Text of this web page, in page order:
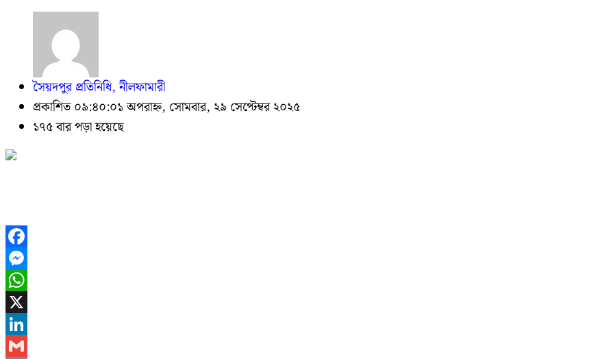
সৈয়দপুর প্রতিনিধি, নীলফামারী
প্রকাশিত ০৯:৪০:০১ অপরাহ্ন, সোমবার, ২৯ সেপ্টেম্বর ২০২৫
১৭৫ বার পড়া হয়েছে
Facebook
Messenger
WhatsApp
X
LinkedIn